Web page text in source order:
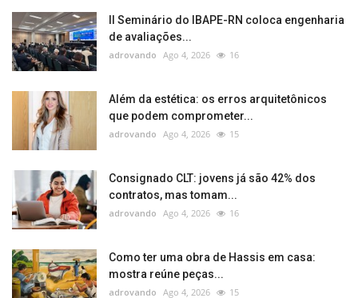
II Seminário do IBAPE-RN coloca engenharia
de avaliações...
adrovando Ago 4, 2026 16
Além da estética: os erros arquitetônicos
que podem comprometer...
adrovando Ago 4, 2026 15
Consignado CLT: jovens já são 42% dos
contratos, mas tomam...
adrovando Ago 4, 2026 16
Como ter uma obra de Hassis em casa:
mostra reúne peças...
adrovando Ago 4, 2026 15